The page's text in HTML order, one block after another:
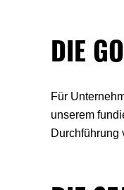
DIE
Für
unserem
Durchführung